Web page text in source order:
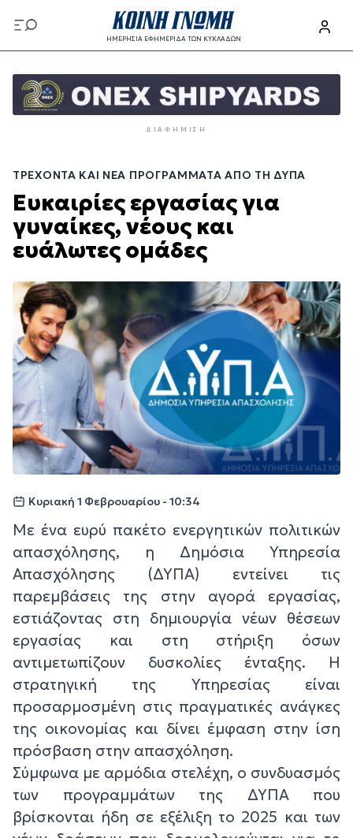
προς
το
περιεχόμενο
ΗΜΕΡΗΣΙΑ ΕΦΗΜΕΡΙΔΑ ΤΩΝ ΚΥΚΛΑΔΩΝ
προς
κυρίως
ΔΙΑΦΉΜΙΣΗ
ΤΡΈΧΟΝΤΑ ΚΑΙ ΝΈΑ ΠΡΟΓΡΆΜΜΑΤΑ ΑΠΌ ΤΗ ΔΥΠΑ
Ευκαιρίες εργασίας για
γυναίκες, νέους και
ευάλωτες ομάδες
Κυριακή 1 Φεβρουαρίου - 10:34
Με ένα ευρύ πακέτο ενεργητικών πολιτικών
απασχόλησης, η Δημόσια Υπηρεσία
Απασχόλησης (ΔΥΠΑ) εντείνει τις
παρεμβάσεις της στην αγορά εργασίας,
εστιάζοντας στη δημιουργία νέων θέσεων
εργασίας και στη στήριξη όσων
αντιμετωπίζουν δυσκολίες ένταξης. Η
στρατηγική της Υπηρεσίας είναι
προσαρμοσμένη στις πραγματικές ανάγκες
της οικονομίας και δίνει έμφαση στην ίση
πρόσβαση στην απασχόληση.
Σύμφωνα με αρμόδια στελέχη, ο συνδυασμός
των προγραμμάτων της ΔΥΠΑ που
βρίσκονται ήδη σε εξέλιξη το 2025 και των